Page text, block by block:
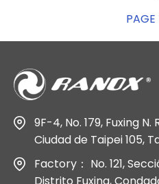
PAGE
9F-4, No. 179, Fuxing
Ciudad de Taipei 105,
Factory： No. 121,
Distrito Fuxing,